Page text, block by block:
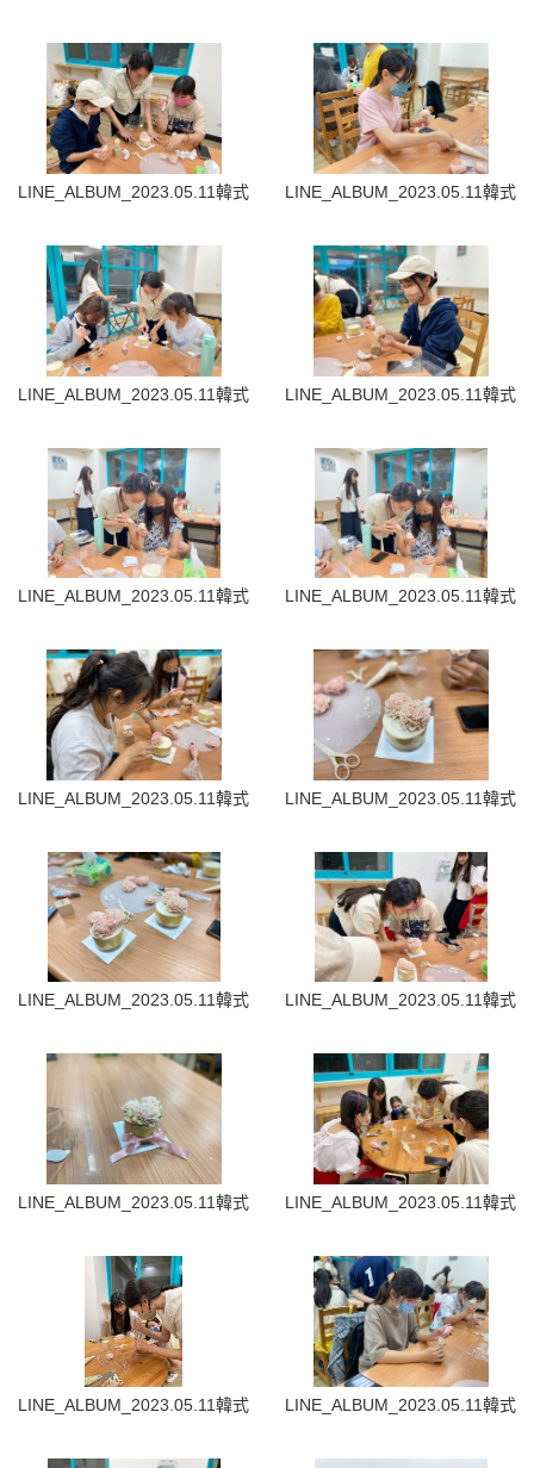
LINE_ALBUM_2023.05.11韓式裱花蛋糕_230512_26
LINE_ALBUM_2023.05.11韓式
LINE_ALBUM_2023.05.11韓式裱花蛋糕_230512_28
LINE_ALBUM_2023.05.11韓式
LINE_ALBUM_2023.05.11韓式裱花蛋糕_230512_30
LINE_ALBUM_2023.05.11韓式
LINE_ALBUM_2023.05.11韓式裱花蛋糕_230512_32
LINE_ALBUM_2023.05.11韓式
LINE_ALBUM_2023.05.11韓式裱花蛋糕_230512_37
LINE_ALBUM_2023.05.11韓式
LINE_ALBUM_2023.05.11韓式裱花蛋糕_230512_42
LINE_ALBUM_2023.05.11韓式
LINE_ALBUM_2023.05.11韓式裱花蛋糕_230512_46
LINE_ALBUM_2023.05.11韓式